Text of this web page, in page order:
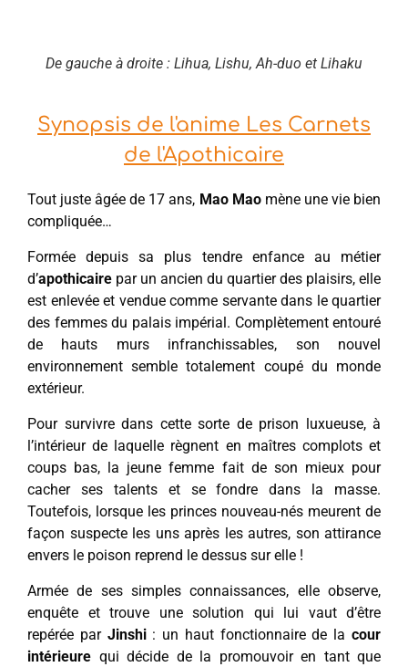
De gauche à droite : Lihua, Lishu, Ah-duo et Lihaku
Synopsis de l'anime Les Carnets
de l'Apothicaire
Tout juste âgée de 17 ans, Mao Maomène une vie bien
compliquée…
Formée depuis sa plus tendre enfance au métier
d’apothicaire par un ancien du quartier des plaisirs, elle
est enlevée et vendue comme servante dans le quartier
des femmes du palais impérial. Complètement entouré
de hauts murs infranchissables, son nouvel
environnement semble totalement coupé du monde
extérieur.
Pour survivre dans cette sorte de prison luxueuse, à
l’intérieur de laquelle règnent en maîtres complots et
coups bas, la jeune femme fait de son mieux pour
cacher ses talents et se fondre dans la masse.
Toutefois, lorsque les princes nouveau-nés meurent de
façon suspecte les uns après les autres, son attirance
envers le poison reprend le dessus sur elle !
Armée de ses simples connaissances, elle observe,
enquête et trouve une solution qui lui vaut d’être
repérée par Jinshi: un haut fonctionnaire de lacour
intérieure qui décide de la promouvoir en tant que